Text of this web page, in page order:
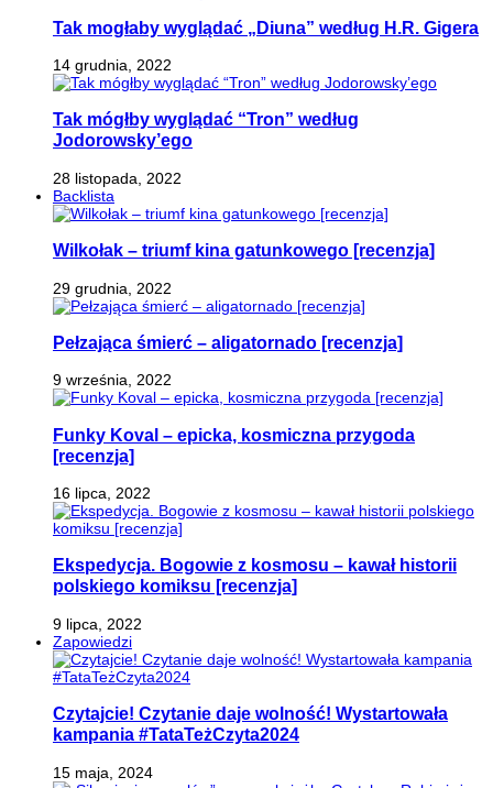
Tak mogłaby wyglądać „Diuna” według H.R. Gigera
14 grudnia, 2022
Tak mógłby wyglądać “Tron” według
Jodorowsky’ego
28 listopada, 2022
Backlista
Wilkołak – triumf kina gatunkowego [recenzja]
29 grudnia, 2022
Pełzająca śmierć – aligatornado [recenzja]
9 września, 2022
Funky Koval – epicka, kosmiczna przygoda
[recenzja]
16 lipca, 2022
Ekspedycja. Bogowie z kosmosu – kawał historii
polskiego komiksu [recenzja]
9 lipca, 2022
Zapowiedzi
Czytajcie! Czytanie daje wolność! Wystartowała
kampania #TataTeżCzyta2024
15 maja, 2024